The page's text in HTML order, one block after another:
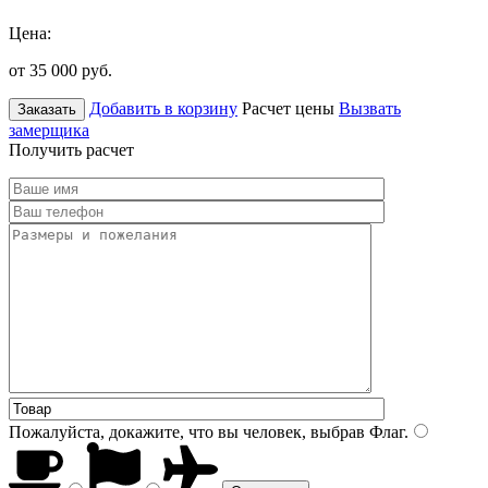
Цена:
от 35 000 руб.
Заказать Добавить в корзину Расчет цены Вызвать
замерщика
Получить расчет
Пожалуйста, докажите, что вы человек, выбрав Флаг.